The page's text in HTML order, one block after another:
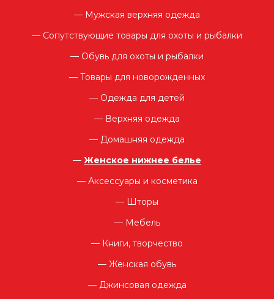
Мужская верхняя одежда
Сопутствующие товары для охоты и рыбалки
Обувь для охоты и рыбалки
Товары для новорожденных
Одежда для детей
Верхняя одежда
Домашняя одежда
Женское нижнее белье
Аксессуары и косметика
Шторы
Мебель
Книги, творчество
Женская обувь
Джинсовая одежда